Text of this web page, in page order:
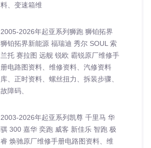
料、变速箱维
2005-2026年起亚系列狮跑 狮铂拓界
狮铂拓界新能源 福瑞迪 秀尔 SOUL 索
兰托 赛拉图 远舰 锐欧 霸锐原厂维修手
册电路图资料、维修资料、汽修资料
库、正时资料、螺丝扭力、拆装步骤、
故障码、
2003-2026年起亚系列凯尊 千里马 华
骐 300 嘉华 奕跑 威客 新佳乐 智跑 极
睿 焕驰原厂维修手册电路图资料、维